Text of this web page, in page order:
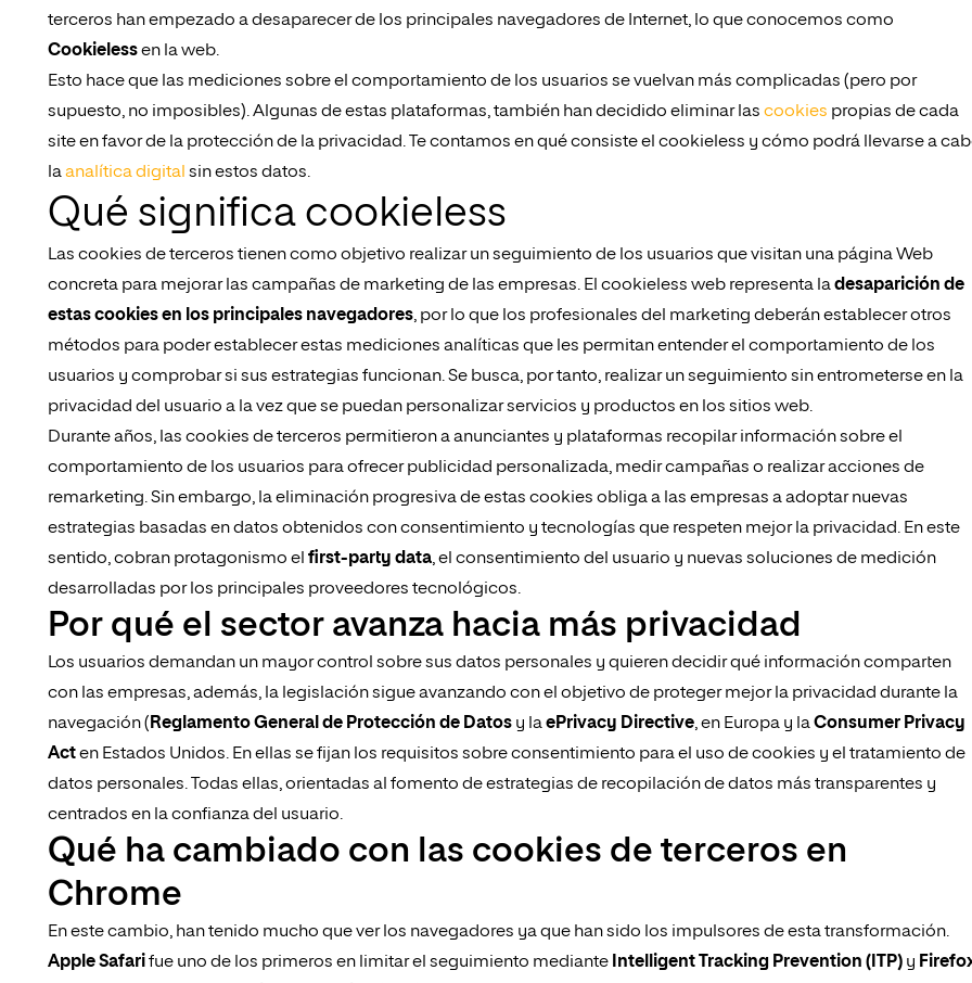
terceros han empezado a desaparecer de los principales navegadores de Internet, lo que conocemos como
Cookielessen la web.
Esto hace que las mediciones sobre el comportamiento de los usuarios se vuelvan más complicadas (pero por
supuesto, no imposibles). Algunas de estas plataformas, también han decidido eliminar las cookies propias de cada
site en favor de la protección de la privacidad. Te contamos en qué consiste el cookieless y cómo podrá llevarse a
laanalítica digital sin estos datos.
Qué significa cookieless
Las cookies de terceros tienen como objetivo realizar un seguimiento de los usuarios que visitan una página Web
concreta para mejorar las campañas de marketing de las empresas. El cookieless web representa ladesaparición de
estas cookies en los principales navegadores, por lo que los profesionales del marketing deberán establecer otros
métodos para poder establecer estas mediciones analíticas que les permitan entender el comportamiento de los
usuarios y comprobar si sus estrategias funcionan. Se busca, por tanto, realizar un seguimiento sin entrometerse en la
privacidad del usuario a la vez que se puedan personalizar servicios y productos en los sitios web.
Durante años, las cookies de terceros permitieron a anunciantes y plataformas recopilar información sobre el
comportamiento de los usuarios para ofrecer publicidad personalizada, medir campañas o realizar acciones de
remarketing. Sin embargo, la eliminación progresiva de estas cookies obliga a las empresas a adoptar nuevas
estrategias basadas en datos obtenidos con consentimiento y tecnologías que respeten mejor la privacidad. En este
sentido, cobran protagonismo el first-party data, el consentimiento del usuario y nuevas soluciones de medición
desarrolladas por los principales proveedores tecnológicos.
Por qué el sector avanza hacia más privacidad
Los usuarios demandan un mayor control sobre sus datos personales y quieren decidir qué información comparten
con las empresas, además, la legislación sigue avanzando con el objetivo de proteger mejor la privacidad durante la
navegación ( Reglamento General de Protección de Datos y laePrivacy Directive, en Europa y laConsumer Privacy
Acten Estados Unidos. En ellas se fijan los requisitos sobre consentimiento para el uso de cookies y el tratamiento de
datos personales. Todas ellas, orientadas al fomento de estrategias de recopilación de datos más transparentes y
centrados en la confianza del usuario.
Qué ha cambiado con las cookies de terceros en
Chrome
En este cambio, han tenido mucho que ver los navegadores ya que han sido los impulsores de esta transformación.
Apple Safarifue uno de los primeros en limitar el seguimiento mediante Intelligent Tracking Prevention (ITP) y